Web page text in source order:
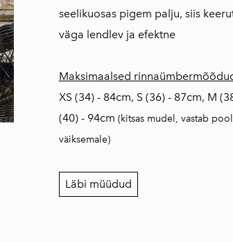
seelikuosas pigem palju, siis
väga lendlev ja efektne
Maksimaalsed
XS (34) - 84cm, S (36) - 87cm, M
(40) - 94cm (kitsas mudel, vastab
väiksemale)
Läbi müüdud